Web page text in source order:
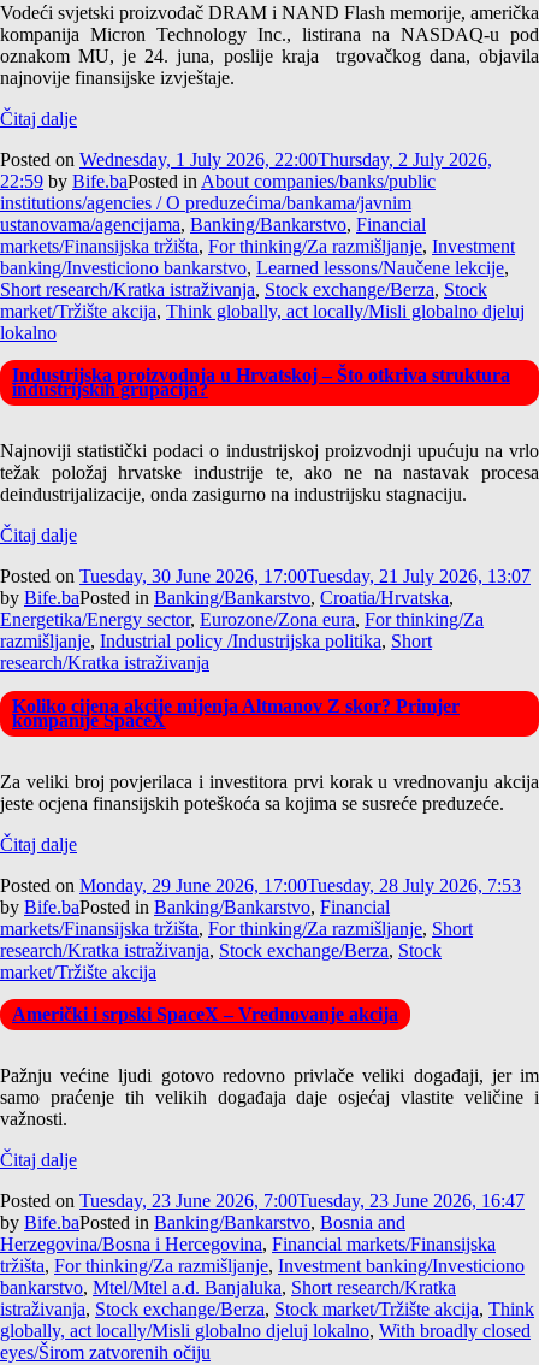
Vodeći svjetski proizvođač DRAM i NAND Flash memorije, američka
kompanija Micron Technology Inc., listirana na NASDAQ-u pod
oznakom MU, je 24. juna, poslije kraja trgovačkog dana, objavila
najnovije finansijske izvještaje.
Čitaj dalje
Posted on Wednesday, 1 July 2026, 22:00Thursday, 2 July 2026,
22:59 by Bife.baPosted in About companies/banks/public
institutions/agencies / O preduzećima/bankama/javnim
ustanovama/agencijama, Banking/Bankarstvo, Financial
markets/Finansijska tržišta, For thinking/Za razmišljanje, Investment
banking/Investiciono bankarstvo, Learned lessons/Naučene lekcije,
Short research/Kratka istraživanja, Stock exchange/Berza, Stock
market/Tržište akcija, Think globally, act locally/Misli globalno djeluj
lokalno
Industrijska proizvodnja u Hrvatskoj – Što otkriva struktura
industrijskih grupacija?
Najnoviji statistički podaci o industrijskoj proizvodnji upućuju na vrlo
težak položaj hrvatske industrije te, ako ne na nastavak procesa
deindustrijalizacije, onda zasigurno na industrijsku stagnaciju.
Čitaj dalje
Posted on Tuesday, 30 June 2026, 17:00Tuesday, 21 July 2026, 13:07
by Bife.baPosted in Banking/Bankarstvo, Croatia/Hrvatska,
Energetika/Energy sector, Eurozone/Zona eura, For thinking/Za
razmišljanje, Industrial policy /Industrijska politika, Short
research/Kratka istraživanja
Koliko cijena akcije mijenja Altmanov Z skor? Primjer
kompanije SpaceX
Za veliki broj povjerilaca i investitora prvi korak u vrednovanju akcija
jeste ocjena finansijskih poteškoća sa kojima se susreće preduzeće.
Čitaj dalje
Posted on Monday, 29 June 2026, 17:00Tuesday, 28 July 2026, 7:53
by Bife.baPosted in Banking/Bankarstvo, Financial
markets/Finansijska tržišta, For thinking/Za razmišljanje, Short
research/Kratka istraživanja, Stock exchange/Berza, Stock
market/Tržište akcija
Američki i srpski SpaceX – Vrednovanje akcija
Pažnju većine ljudi gotovo redovno privlače veliki događaji, jer im
samo praćenje tih velikih događaja daje osjećaj vlastite veličine i
važnosti.
Čitaj dalje
Posted on Tuesday, 23 June 2026, 7:00Tuesday, 23 June 2026, 16:47
by Bife.baPosted in Banking/Bankarstvo, Bosnia and
Herzegovina/Bosna i Hercegovina, Financial markets/Finansijska
tržišta, For thinking/Za razmišljanje, Investment banking/Investiciono
bankarstvo, Mtel/Mtel a.d. Banjaluka, Short research/Kratka
istraživanja, Stock exchange/Berza, Stock market/Tržište akcija, Think
globally, act locally/Misli globalno djeluj lokalno, With broadly closed
eyes/Širom zatvorenih očiju